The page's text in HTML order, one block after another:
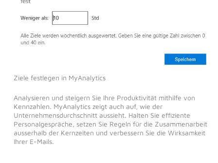
Ziele festlegen in MyAnalytics
Analysieren und steigern Sie Ihre Produktivität mithilfe von
Kennzahlen. MyAnalytics zeigt auch auf, wie der
Unternehmensdurchschnitt aussieht. Halten Sie effiziente
Personalgespräche, setzen Sie Regeln für die Zusammenarbeit
ausserhalb der Kernzeiten und verbessern Sie die Wirksamkeit
Ihrer E-Mails.